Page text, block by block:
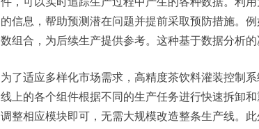
的信息，帮助预测潜在问题并提前采取预防措施。
数组合，为后续生产提供参考。这种基于数据分析
为了适应多样化市场需求，高精度茶饮料灌装控制
线上的各个组件根据不同的生产任务进行快速拆卸
调整相应模块即可，无需大规模改造整条生产线。